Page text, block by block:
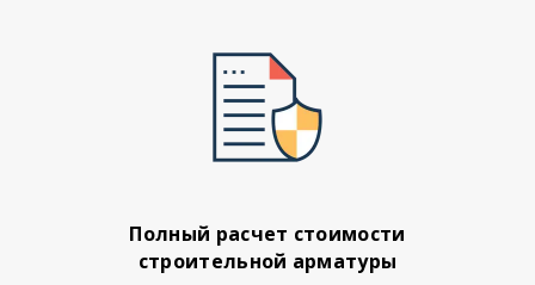
Полный расчет стоимости
строительной арматуры